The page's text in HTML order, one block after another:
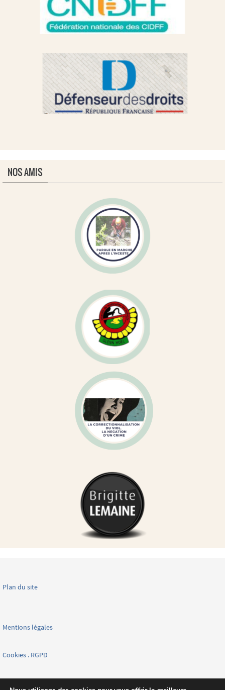
NOS AMIS
Plan du site
Mentions légales
Cookies . RGPD